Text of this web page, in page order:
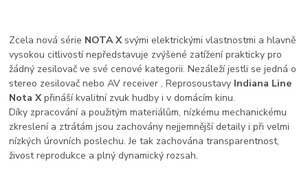
Zcela nová série NOTA Xsvými elektrickými vlastnostmi a hlavně
vysokou citlivostí nepředstavuje zvýšené zatížení prakticky pro
žádný zesilovač ve své cenové kategorii. Nezáleží jestli se jedná o
stereo zesilovač nebo AV receiver , Reprosoustavy Indiana Line
Nota Xpřináší kvalitní zvuk hudby i v domácím kinu.
Díky zpracování a použitým materiálům, nízkému mechanickému
zkreslení a ztrátám jsou zachovány nejjemnější detaily i při velmi
nízkých úrovních poslechu. Je tak zachována transparentnost,
živost reprodukce a plný dynamický rozsah.